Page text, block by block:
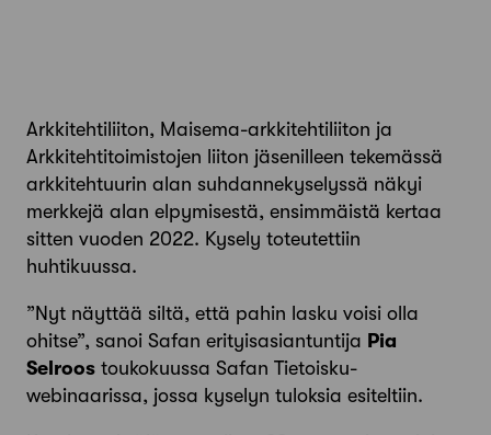
Arkkitehtiliiton, Maisema-arkkitehtiliiton ja
Arkkitehtitoimistojen liiton jäsenilleen tekemässä
arkkitehtuurin alan suhdannekyselyssä näkyi
merkkejä alan elpymisestä, ensimmäistä kertaa
sitten vuoden 2022. Kysely toteutettiin
huhtikuussa.
”Nyt näyttää siltä, että pahin lasku voisi olla
ohitse”, sanoi Safan erityisasiantuntija Pia
Selroos toukokuussa Safan Tietoisku-
webinaarissa, jossa kyselyn tuloksia esiteltiin.